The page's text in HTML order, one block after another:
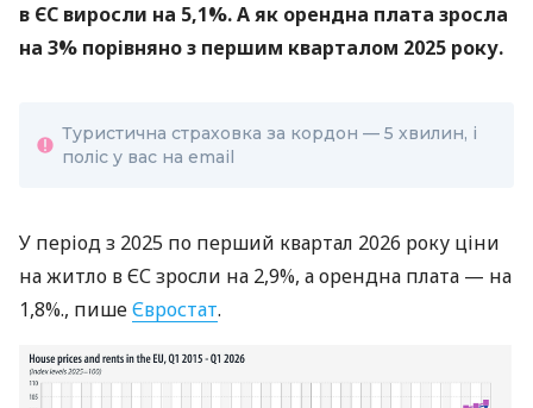
в ЄС виросли на 5,1%. А як орендна плата зросла
на 3% порівняно з першим кварталом 2025 року.
Туристична страховка за кордон — 5 хвилин, і
поліс у вас на email
У період з 2025 по перший квартал 2026 року ціни
на житло в ЄС зросли на 2,9%, а орендна плата — на
1,8%., пишеЄвростат.